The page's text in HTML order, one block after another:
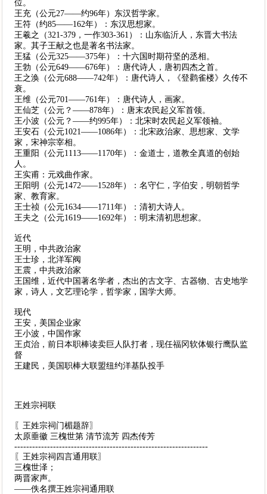
位。
王充（公元27——约96年）东汉哲学家。
王符（约85——162年）：东汉思想家。
王羲之（321-379，一作303-361）：山东临沂人，东晋大书法
家。其子王献之也是著名书法家。
王猛（公元325——375年）：十六国时期苻坚的丞相。
王勃（公元649——676年）：唐代诗人，唐初四杰之首。
王之涣（公元688——742年）：唐代诗人，《登鹳雀楼》久传不
衰。
王维（公元701——761年）：唐代诗人，画家。
王仙芝（公元？——878年）：唐末农民起义军首领。
王小波（公元？——约995年）：北宋时农民起义军领袖。
王安石（公元1021——1086年）：北宋政治家、思想家、文学
家，宋神宗宰相。
王重阳（公元1113——1170年）：金道士，道教全真道的创始
人。
王实甫：元戏曲作家。
王阳明（公元1472——1528年）：名守仁，字伯安，明朝哲学
家、教育家。
王士祯（公元1634——1711年）：清初大诗人。
王夫之（公元1619——1692年）：明末清初思想家。
近代
王明，中共政治家
王士珍，北洋军阀
王震，中共政治家
王国维，近代中国著名学者，杰出的古文字、古器物、古史地学
家，诗人，文艺理论学，哲学家，国学大师。
现代
王安，美国企业家
王小波，中国作家
王贞治，前日本职棒读卖巨人队打者，现任福冈软体银行鹰队监
督
王建民，美国职棒大联盟纽约洋基队投手
王姓宗祠联
〖王姓宗祠门楣题辞〗
太原垂徽 三槐世第 清节流芳 四杰传芳
-----------------------------------------------------------------
〖王姓宗祠四言通用联〗
三槐世泽；
两晋家声。
——佚名撰王姓宗祠通用联